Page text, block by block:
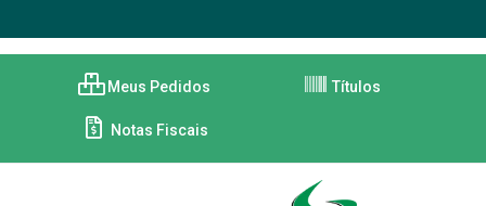
Meus Pedidos Títulos
Notas Fiscais